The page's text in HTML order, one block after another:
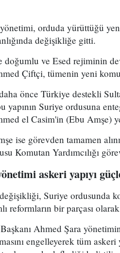
orduda yürüttüğü
değişikliğe gitti.
doğumlu ve Esed rejiminin
Çiftçi, tümenin yeni
önce Türkiye destekli
yapının Suriye ordusuna
el Casim'in (Ebu Amşe)
ise görevden tamamen
Komutan Yardımcılığı
askeri yapıyı
Suriye ordusunda
reformların bir parçası
Ahmed Şara
engelleyerek tüm